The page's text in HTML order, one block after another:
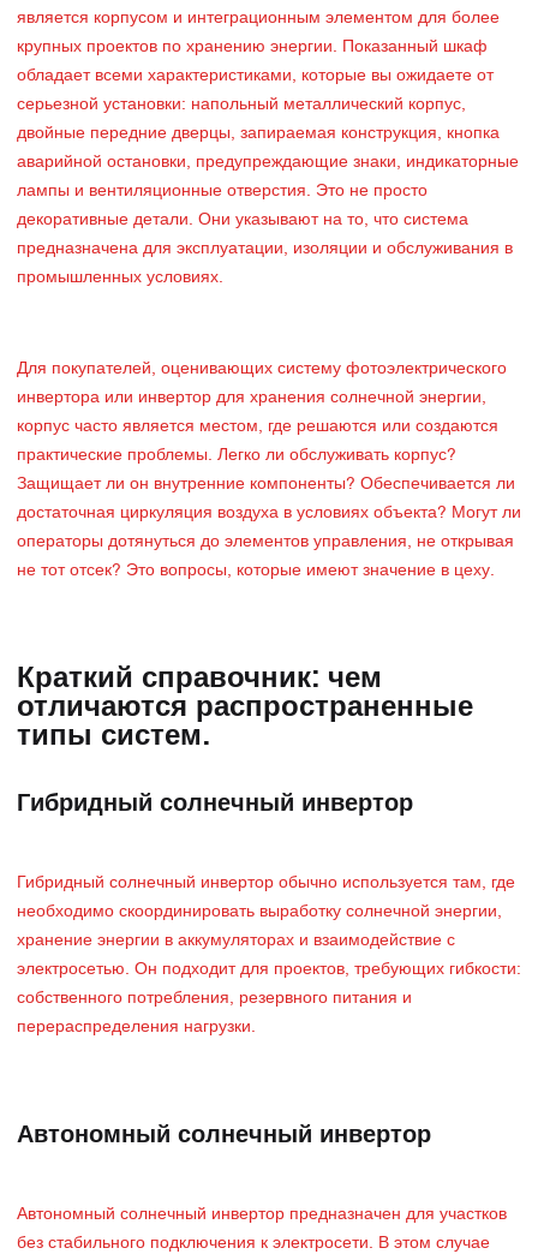
является корпусом и интеграционным элементом для более
крупных проектов по хранению энергии. Показанный шкаф
обладает всеми характеристиками, которые вы ожидаете от
серьезной установки: напольный металлический корпус,
двойные передние дверцы, запираемая конструкция, кнопка
аварийной остановки, предупреждающие знаки, индикаторные
лампы и вентиляционные отверстия. Это не просто
декоративные детали. Они указывают на то, что система
предназначена для эксплуатации, изоляции и обслуживания в
промышленных условиях.
Для покупателей, оценивающих систему фотоэлектрического
инвертора или инвертор для хранения солнечной энергии,
корпус часто является местом, где решаются или создаются
практические проблемы. Легко ли обслуживать корпус?
Защищает ли он внутренние компоненты? Обеспечивается ли
достаточная циркуляция воздуха в условиях объекта? Могут ли
операторы дотянуться до элементов управления, не открывая
не тот отсек? Это вопросы, которые имеют значение в цеху.
Краткий справочник: чем
отличаются распространенные
типы систем.
Гибридный солнечный инвертор
Гибридный солнечный инвертор обычно используется там, где
необходимо скоординировать выработку солнечной энергии,
хранение энергии в аккумуляторах и взаимодействие с
электросетью. Он подходит для проектов, требующих гибкости:
собственного потребления, резервного питания и
перераспределения нагрузки.
Автономный солнечный инвертор
Автономный солнечный инвертор предназначен для участков
без стабильного подключения к электросети. В этом случае